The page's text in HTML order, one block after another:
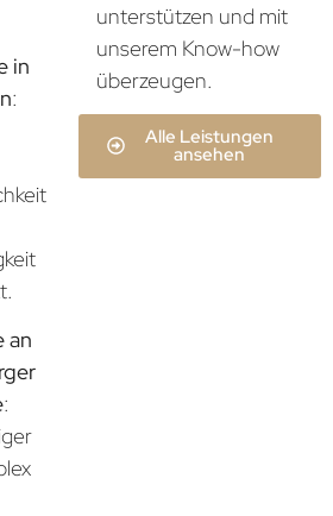
in
:
an
:
unterstützen und mit
unserem Know-how
überzeugen.
Alle Leistungen
ansehen